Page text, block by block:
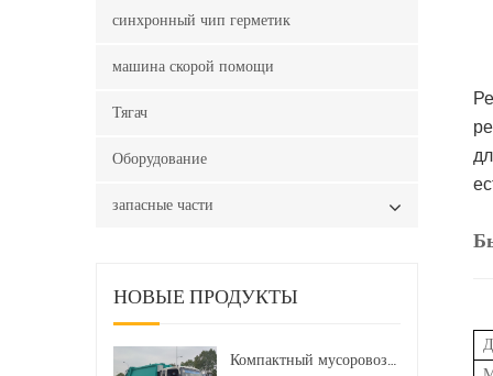
синхронный чип герметик
машина скорой помощи
Тягач
Оборудование
запасные части
НОВЫЕ ПРОДУКТЫ
Компактный мусоровоз HOWO LHD 4x2 160 л.с. 12 куб. м